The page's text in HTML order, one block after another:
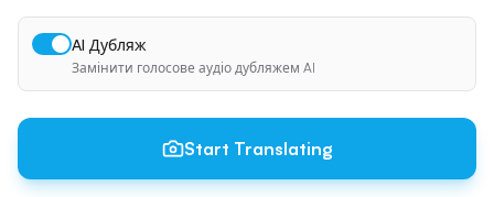
AI Дубляж
Замінити голосове аудіо дубляжем AI
Start Translating